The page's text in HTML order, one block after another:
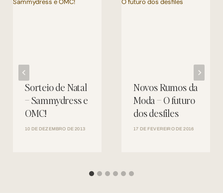
Sorteio de Natal
– Sammydress e
OMC!
10 DE DEZEMBRO DE 2013
Novos Rumos da
Moda – O futuro
dos desfiles
17 DE FEVEREIRO DE 2016